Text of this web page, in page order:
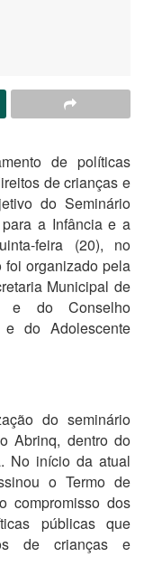
de políticas
de crianças e
do Seminário
a Infância e a
feira (20), no
foi organizado pela
Municipal de
e do Conselho
do Adolescente
do seminário
Abrinq, dentro do
No início da atual
o Termo de
compromisso dos
públicas que
de crianças e